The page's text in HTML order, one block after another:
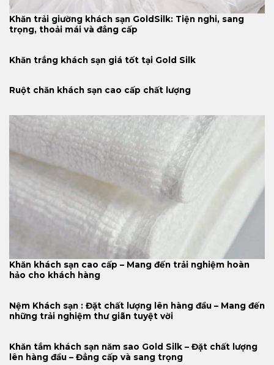
Khăn trải giường khách sạn GoldSilk: Tiện nghi, sang
trọng, thoải mái và đẳng cấp
Khăn trắng khách sạn giá tốt tại Gold Silk
Ruột chăn khách sạn cao cấp chất lượng
Khăn khách sạn cao cấp – Mang đến trải nghiệm hoàn
hảo cho khách hàng
Nệm Khách sạn : Đặt chất lượng lên hàng đầu – Mang đến
những trải nghiệm thư giãn tuyệt vời
Khăn tắm khách sạn năm sao Gold Silk – Đặt chất lượng
lên hàng đầu – Đẳng cấp và sang trọng